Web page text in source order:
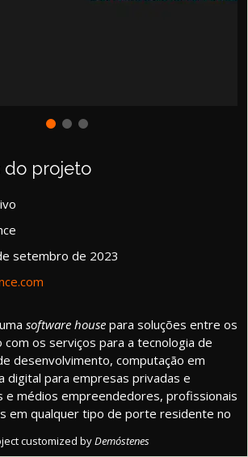
do projeto
setembro de 2023
software house para soluções entre os
os serviços para a tecnologia de
desenvolvimento, computação em
digital para empresas privadas e
e médios empreendedores, profissionais
em qualquer tipo de porte residente no
customized byDemóstenes